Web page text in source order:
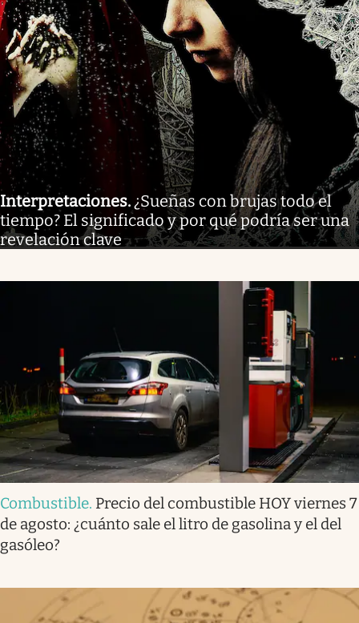
Interpretaciones. ¿Sueñas con brujas todo el
tiempo? El significado y por qué podría ser una
revelación clave
Combustible. Precio del combustible HOY viernes 7
de agosto: ¿cuánto sale el litro de gasolina y el del
gasóleo?